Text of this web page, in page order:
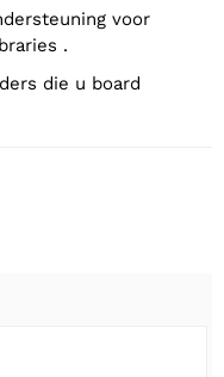
.